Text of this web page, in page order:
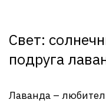
Свет:
подруга
Лаванда –